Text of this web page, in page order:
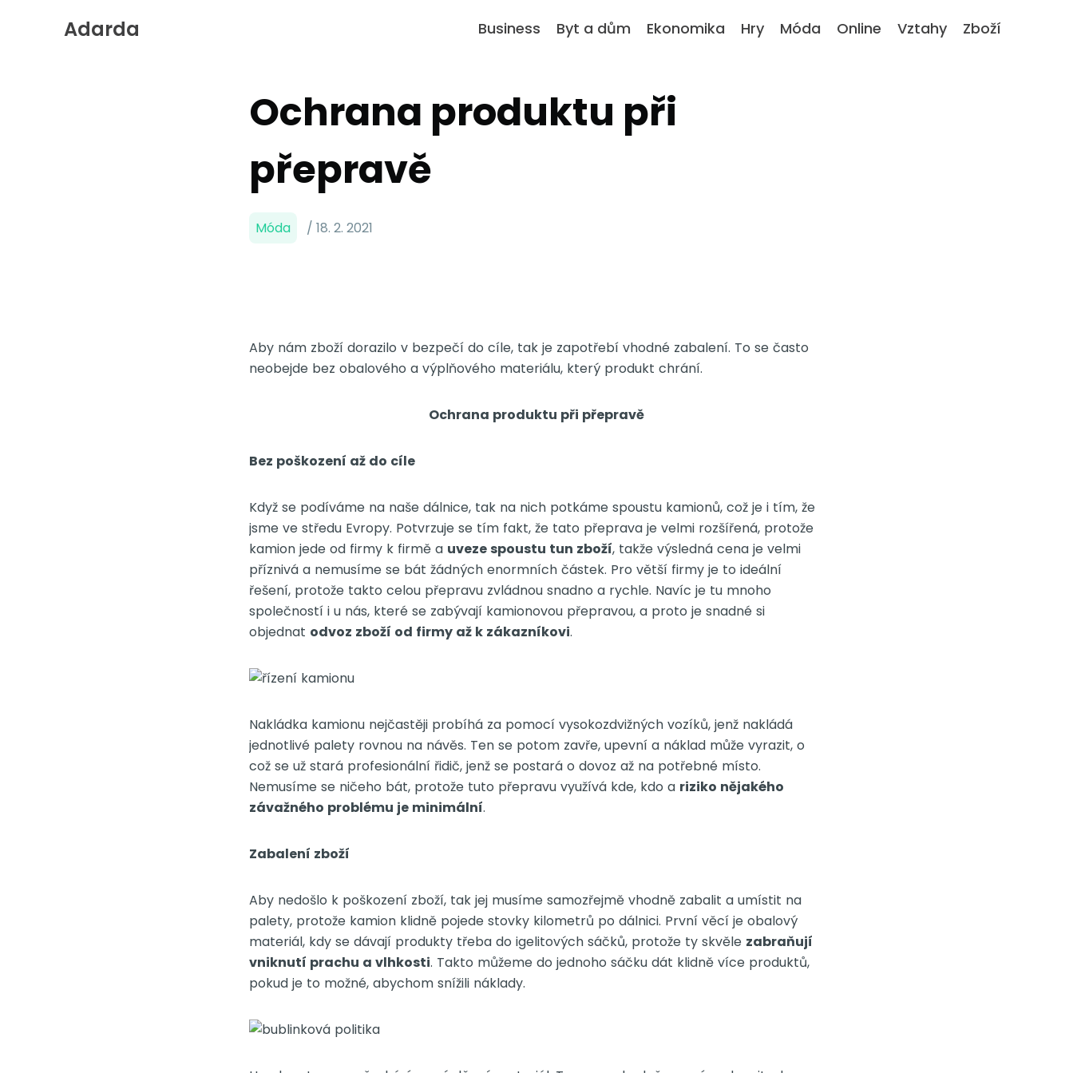
Skip
Adarda Business Byt a dům Ekonomika Hry Móda Online Vztahy Zboží
Ochrana produktu při
přepravě
Móda / 18. 2. 2021
Aby nám zboží dorazilo v bezpečí do cíle, tak je zapotřebí vhodné zabalení. To se často
neobejde bez obalového a výplňového materiálu, který produkt chrání.
Ochrana produktu při přepravě
Bez poškození až do cíle
Když se podíváme na naše dálnice, tak na nich potkáme spoustu kamionů, což je i tím, že
jsme ve středu Evropy. Potvrzuje se tím fakt, že tato přeprava je velmi rozšířená, protože
kamion jede od firmy k firmě a uveze spoustu tun zboží, takže výsledná cena je velmi
příznivá a nemusíme se bát žádných enormních částek. Pro větší firmy je to ideální
řešení, protože takto celou přepravu zvládnou snadno a rychle. Navíc je tu mnoho
společností i u nás, které se zabývají kamionovou přepravou, a proto je snadné si
objednat odvoz zboží od firmy až k zákazníkovi.
Nakládka kamionu nejčastěji probíhá za pomocí vysokozdvižných vozíků, jenž nakládá
jednotlivé palety rovnou na návěs. Ten se potom zavře, upevní a náklad může vyrazit, o
což se už stará profesionální řidič, jenž se postará o dovoz až na potřebné místo.
Nemusíme se ničeho bát, protože tuto přepravu využívá kde, kdo a riziko nějakého
závažného problému je minimální.
Zabalení zboží
Aby nedošlo k poškození zboží, tak jej musíme samozřejmě vhodně zabalit a umístit na
palety, protože kamion klidně pojede stovky kilometrů po dálnici. První věcí je obalový
materiál, kdy se dávají produkty třeba do igelitových sáčků, protože ty skvěle zabraňují
vniknutí prachu a vlhkosti. Takto můžeme do jednoho sáčku dát klidně více produktů,
pokud je to možné, abychom snížili náklady.